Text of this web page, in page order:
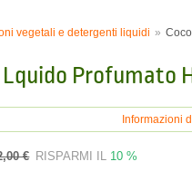
vegetali e detergenti liquidi
Profumato
Informazioni
€ RISPARMI IL 10 %